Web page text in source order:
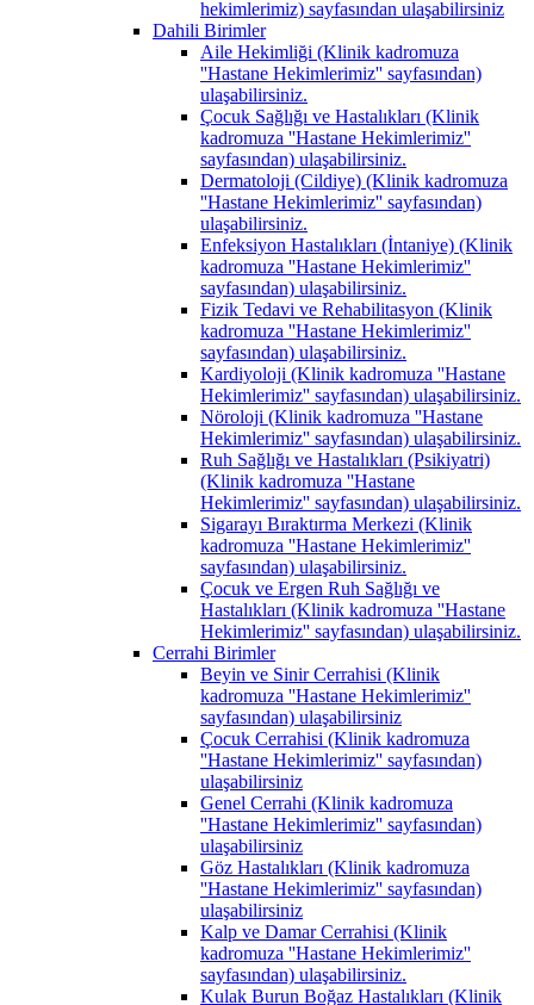
hekimlerimiz) sayfasından ulaşabilirsiniz
Dahili Birimler
Aile Hekimliği (Klinik kadromuza
''Hastane Hekimlerimiz'' sayfasından)
ulaşabilirsiniz.
Çocuk Sağlığı ve Hastalıkları (Klinik
kadromuza ''Hastane Hekimlerimiz''
sayfasından) ulaşabilirsiniz.
Dermatoloji (Cildiye) (Klinik kadromuza
''Hastane Hekimlerimiz'' sayfasından)
ulaşabilirsiniz.
Enfeksiyon Hastalıkları (İntaniye) (Klinik
kadromuza ''Hastane Hekimlerimiz''
sayfasından) ulaşabilirsiniz.
Fizik Tedavi ve Rehabilitasyon (Klinik
kadromuza ''Hastane Hekimlerimiz''
sayfasından) ulaşabilirsiniz.
Kardiyoloji (Klinik kadromuza ''Hastane
Hekimlerimiz'' sayfasından) ulaşabilirsiniz.
Nöroloji (Klinik kadromuza ''Hastane
Hekimlerimiz'' sayfasından) ulaşabilirsiniz.
Ruh Sağlığı ve Hastalıkları (Psikiyatri)
(Klinik kadromuza ''Hastane
Hekimlerimiz'' sayfasından) ulaşabilirsiniz.
Sigarayı Bıraktırma Merkezi (Klinik
kadromuza ''Hastane Hekimlerimiz''
sayfasından) ulaşabilirsiniz.
Çocuk ve Ergen Ruh Sağlığı ve
Hastalıkları (Klinik kadromuza ''Hastane
Hekimlerimiz'' sayfasından) ulaşabilirsiniz.
Cerrahi Birimler
Beyin ve Sinir Cerrahisi (Klinik
kadromuza ''Hastane Hekimlerimiz''
sayfasından) ulaşabilirsiniz
Çocuk Cerrahisi (Klinik kadromuza
''Hastane Hekimlerimiz'' sayfasından)
ulaşabilirsiniz
Genel Cerrahi (Klinik kadromuza
''Hastane Hekimlerimiz'' sayfasından)
ulaşabilirsiniz
Göz Hastalıkları (Klinik kadromuza
''Hastane Hekimlerimiz'' sayfasından)
ulaşabilirsiniz
Kalp ve Damar Cerrahisi (Klinik
kadromuza ''Hastane Hekimlerimiz''
sayfasından) ulaşabilirsiniz.
Kulak Burun Boğaz Hastalıkları (Klinik